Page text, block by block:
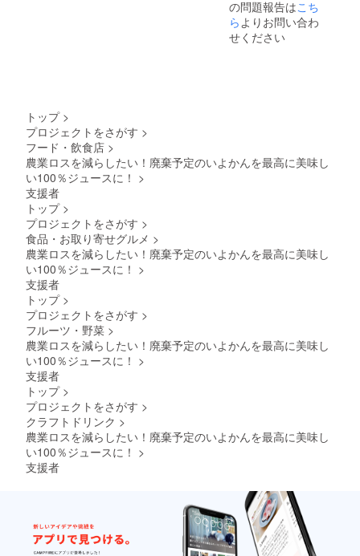
法：直
接日光
を避け
常温で
がりく
表示は
お届け
品開封
前には
をご確
認くだ
する
パッ
ケージ
等のデ
ザイン
称：伊
予柑
ジュー
ス（ス
量：
720ml 6
存方
法：直
は10℃
以下で
ださ
い。 ※
の食品
表示は
お届け
商品の
ラベル
の問題報告はこち
ら よりお問い合わ
せください
トップ >
プロジェクトをさがす >
フード・飲食店 >
農業ロスを減らしたい！廃棄予定のいよかんを最高に美味し
い100％ジュースに！ >
支援者
トップ >
プロジェクトをさがす >
食品・お取り寄せグルメ >
農業ロスを減らしたい！廃棄予定のいよかんを最高に美味し
い100％ジュースに！ >
支援者
トップ >
プロジェクトをさがす >
フルーツ・野菜 >
農業ロスを減らしたい！廃棄予定のいよかんを最高に美味し
い100％ジュースに！ >
支援者
トップ >
プロジェクトをさがす >
クラフトドリンク >
農業ロスを減らしたい！廃棄予定のいよかんを最高に美味し
い100％ジュースに！ >
支援者